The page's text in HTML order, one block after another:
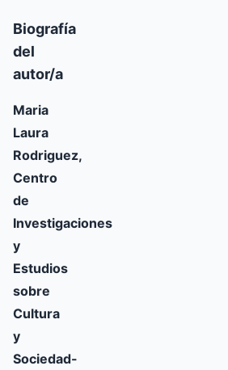
Biografía
del
autor/a
Maria
Laura
Rodriguez,
Centro
de
Investigaciones
y
Estudios
sobre
Cultura
y
Sociedad-